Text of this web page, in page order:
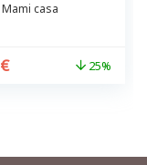
Mami casa
€ 25%